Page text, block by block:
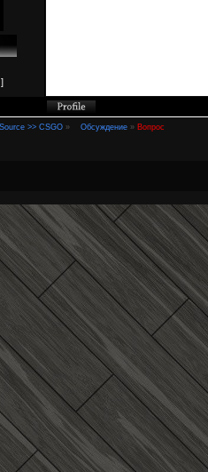
]
>> CSGO » Обсуждение » Вопрос